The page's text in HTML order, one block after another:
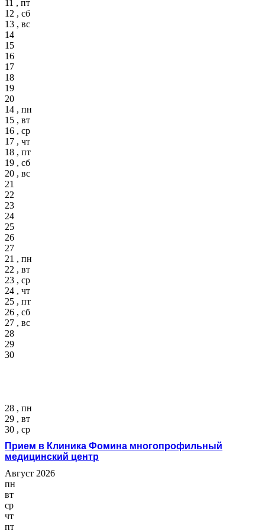
11 , пт
12 , сб
13 , вс
14
15
16
17
18
19
20
14 , пн
15 , вт
16 , ср
17 , чт
18 , пт
19 , сб
20 , вс
21
22
23
24
25
26
27
21 , пн
22 , вт
23 , ср
24 , чт
25 , пт
26 , сб
27 , вс
28
29
30
28 , пн
29 , вт
30 , ср
Прием в Клиника Фомина многопрофильный
медицинский центр
Август 2026
пн
вт
ср
чт
пт